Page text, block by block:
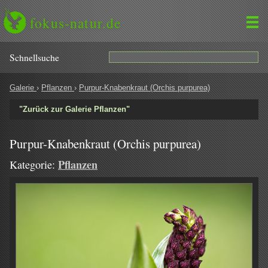
fokus-natur.de
Schnell­suche
Galerie › Pflanzen › Purpur-Knabenkraut (Orchis purpurea)
"Zurück zur Galerie Pflanzen"
Purpur-Knabenkraut (Orchis purpurea)
Kategorie: Pflanzen